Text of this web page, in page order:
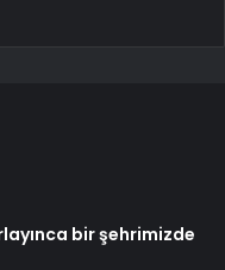
bir şehrimizde